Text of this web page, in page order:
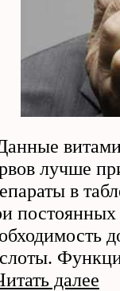
лучше
в
постоянных
далее